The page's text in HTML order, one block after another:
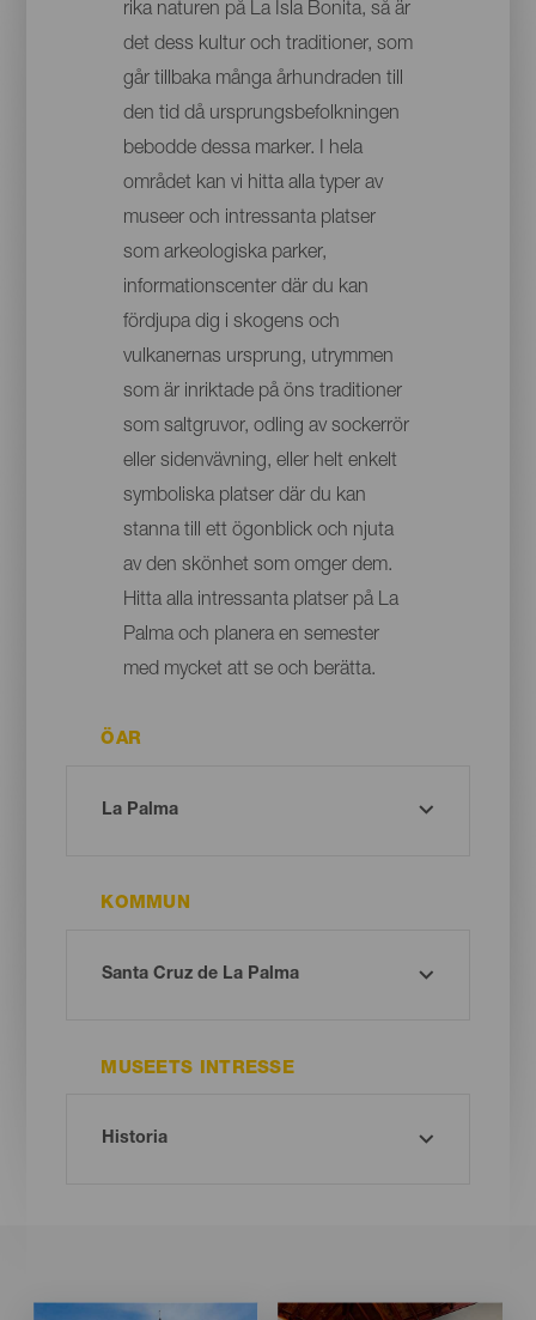
rika naturen på La Isla Bonita, så är
det dess kultur och traditioner, som
går tillbaka många århundraden till
den tid då ursprungsbefolkningen
bebodde dessa marker. I hela
området kan vi hitta alla typer av
museer och intressanta platser
som arkeologiska parker,
informationscenter där du kan
fördjupa dig i skogens och
vulkanernas ursprung, utrymmen
som är inriktade på öns traditioner
som saltgruvor, odling av sockerrör
eller sidenvävning, eller helt enkelt
symboliska platser där du kan
stanna till ett ögonblick och njuta
av den skönhet som omger dem.
Hitta alla intressanta platser på La
Palma och planera en semester
med mycket att se och berätta.
ÖAR
KOMMUN
MUSEETS INTRESSE
Imagen
Imagen